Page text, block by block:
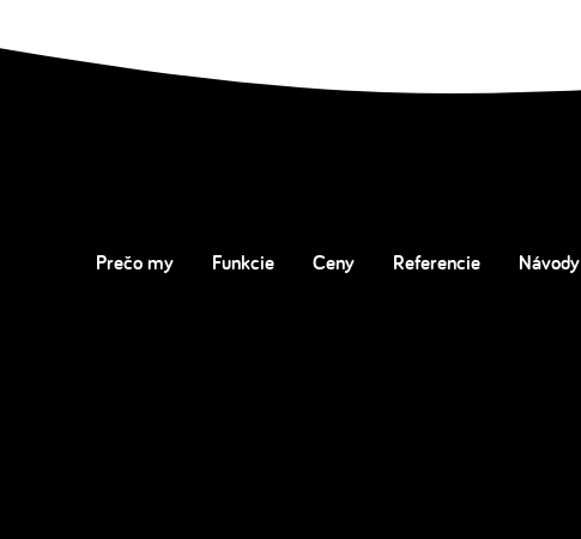
Prečo my Funkcie Ceny Referencie Návody